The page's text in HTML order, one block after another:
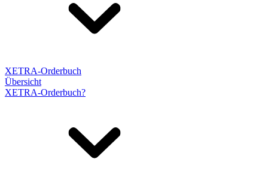
XETRA-Orderbuch
Übersicht
XETRA-Orderbuch?